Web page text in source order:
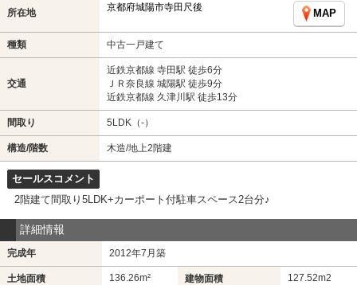
所在地 京都府城陽市寺田尺後
MAP
種類 中古一戸建て
交通
近鉄京都線 寺田駅 徒歩6分
ＪＲ奈良線 城陽駅 徒歩9分
近鉄京都線 久津川駅 徒歩13分
間取り 5LDK（-）
構造/階数 木造/地上2階建
セールスコメント
2階建て間取り5LDK+カーポート付駐車スペース2台分♪
詳細情報
完成年 2012年7月築
土地面積 136.26m² 建物面積 127.52m2